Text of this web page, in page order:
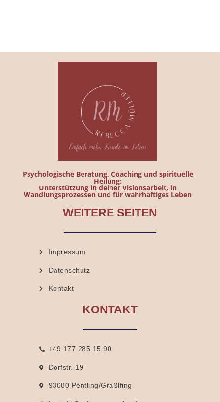
Psychologische Beratung, Coaching und spirituelle
Heilung:
Unterstützung in deiner Visionsarbeit, in
Wandlungsprozessen und für wahrhaftiges Leben
WEITERE SEITEN
Impressum
Datenschutz
Kontakt
KONTAKT
+49 177 285 15 90
Dorfstr. 19
93080 Pentling/Graßlfing